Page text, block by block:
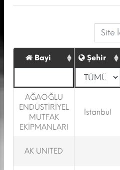
Bayi Şehir
AĞAOĞLU
ENDÜSTİRİYEL
MUTFAK
EKİPMANLARI
İstanbul
AK UNITED